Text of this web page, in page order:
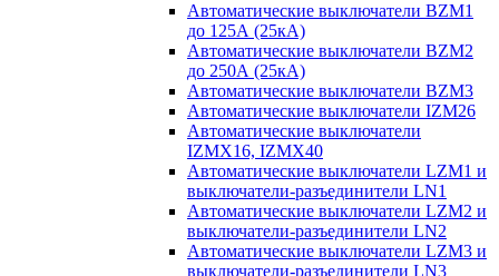
Автоматические выключатели BZM1
до 125А (25кА)
Автоматические выключатели BZM2
до 250А (25кА)
Автоматические выключатели BZM3
Автоматические выключатели IZM26
Автоматические выключатели
IZMX16, IZMX40
Автоматические выключатели LZM1 и
выключатели-разъединители LN1
Автоматические выключатели LZM2 и
выключатели-разъединители LN2
Автоматические выключатели LZM3 и
выключатели-разъединители LN3